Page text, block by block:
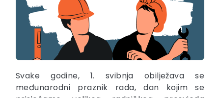
Svake godine, 1. svibnja obilježava se
međunarodni praznik rada, dan kojim se